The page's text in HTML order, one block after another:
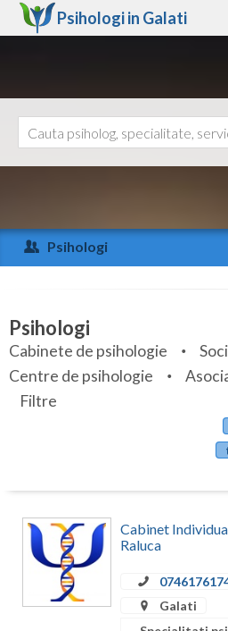
Psihologi in Galati
Arad
Arges
Bihor
Bistrita-Nasaud
Botosani
Bucuresti
Buzau
Calarasi
Ajutor
Psihologi
Specialitati
Servicii
Articole
Psihologi
Cabinete de psihologie
Centre de psihologie
Filtre
Cabinet
Raluca
Galati